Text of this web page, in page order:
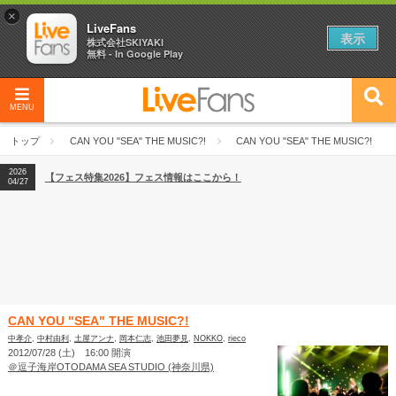
MENU
トップ CAN YOU "SEA" THE MUSIC?! CAN YOU "SEA" THE MUSIC?!
2026
04/27
2026
【ライブ動員ランキング】2026年上半期編発表！
2026
04/27
【フェス特集2026】フェス情報はここから！
CAN YOU "SEA" THE MUSIC?!
中孝介, 中村由利 , 土屋アンナ, 岡本仁志, 池田夢見, NOKKO, rieco
2012/07/28 (土) 16:00 開演
＠逗子海岸OTODAMA SEA STUDIO (神奈川県)
×
LiveFans
株式会社SKIYAKI
無料 - In Google Play
表示